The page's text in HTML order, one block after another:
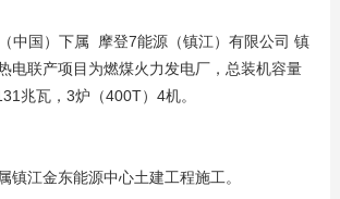
中国）下属 摩登7能源（镇江）有限公司 镇
电联产项目为燃煤火力发电厂，总装机容量
兆瓦，3炉（400T）4机。
镇江金东能源中心土建工程施工。